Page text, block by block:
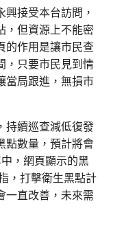
接受本台訪問，
，但資源上不能密
的作用是讓市民查
，只要市民見到情
當局跟進，無損市
持續巡查減低復發
點數量，預計將會
，網頁顯示的黑
，打擊衛生黑點計
一直改善，未來需